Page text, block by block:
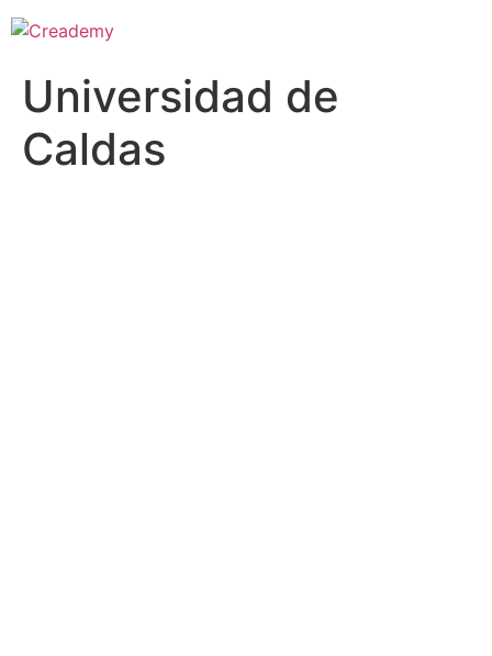
Universidad de
Caldas